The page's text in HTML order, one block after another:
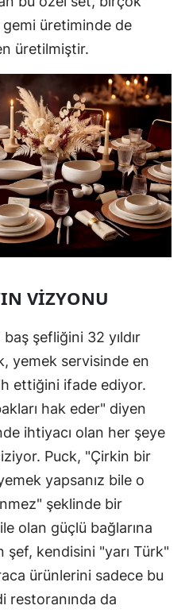
üretiminde de
üretilmiştir.
VIZYONU
şefliğini 32 yıldır
yemek servisinde en
ettiğini ifade ediyor.
hak eder" diyen
ihtiyacı olan her şeye
Puck, "Çirkin bir
yapsanız bile o
şeklinde bir
olan güçlü bağlarına
şef, kendisini "yarı Türk"
ürünlerini sadece bu
restoranında da